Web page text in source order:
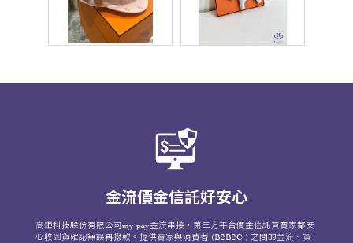
金流價金信託好安心
高鉅科技股份有限公司my pay金流串接，第三方平台價金信託買賣家都安
心收到貨確認無誤再撥款。提供賣家與消費者 (B2B2C ) 之間的金流、資